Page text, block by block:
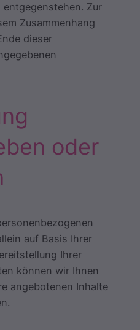
Zur
Zusammenhang
dieser
oder
auf Basis Ihrer
Ihrer
können wir Ihnen
angebotenen Inhalte